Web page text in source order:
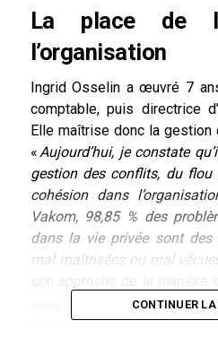
La place de
l’organisation
Ingrid Osselin a œuvré 7
comptable, puis directrice
Elle maîtrise donc la gestion
«Aujourd’hui, je constate
gestion des conflits, du
cohésion dans
Vakom, 98,85 % des
dans la vie privée sont des
mal maîtrisées ou mal
étant l’intuition,
CONTINUER